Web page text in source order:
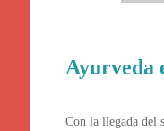
Ayurveda
Con la llegada del